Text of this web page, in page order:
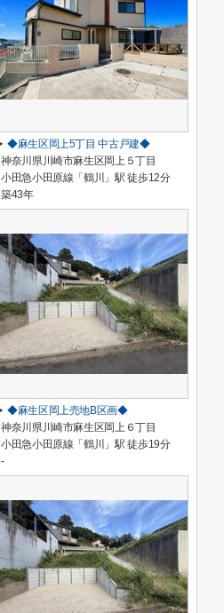
◆麻生区岡上5丁目 中古戸建◆
神奈川県川崎市麻生区岡上５丁目
小田急小田原線「鶴川」駅 徒歩12分
築43年
◆麻生区岡上売地B区画◆
神奈川県川崎市麻生区岡上６丁目
小田急小田原線「鶴川」駅 徒歩19分
-